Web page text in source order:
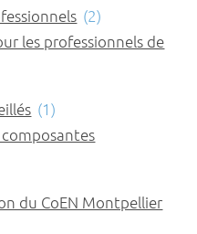
(2)
les professionnels de
(1)
du CoEN Montpellier